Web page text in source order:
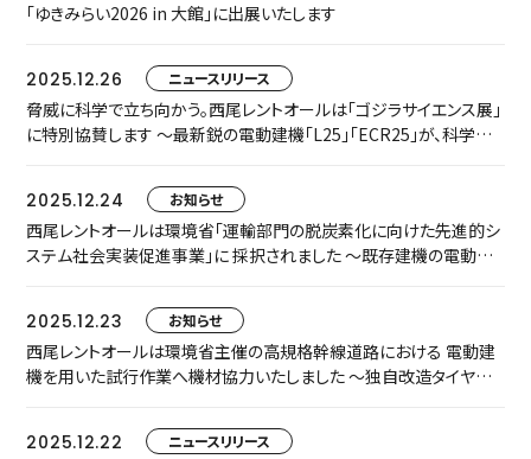
「ゆきみらい2026 in 大館」に出展いたします
2025.12.26 ニュースリリース
脅威に科学で立ち向かう。西尾レントオールは「ゴジラサイエンス展」
に特別協賛します ～最新鋭の電動建機「L25」「ECR25」が、科学技
2025.12.24
お知らせ
西尾レントオールは環境省「運輸部門の脱炭素化に向けた先進的シ
ステム社会実装促進事業」に 採択されました ～既存建機の電動化
2025.12.23 お知らせ
西尾レントオールは環境省主催の高規格幹線道路における 電動建
機を用いた試行作業へ機材協力いたしました ～独自改造タイヤロ
2025.12.22 ニュースリリース